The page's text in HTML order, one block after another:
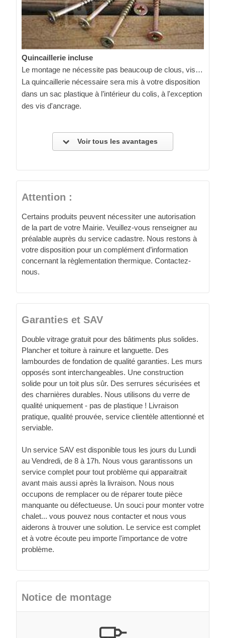
Quincaillerie incluse
Le montage ne nécessite pas beaucoup de clous, vis…
La quincaillerie nécessaire sera mis à votre disposition
dans un sac plastique à l’intérieur du colis, à l'exception
des vis d'ancrage.
Voir tous les avantages
Attention :
Certains produits peuvent nécessiter une autorisation
de la part de votre Mairie. Veuillez-vous renseigner au
préalable auprès du service cadastre. Nous restons à
votre disposition pour un complément d’information
concernant la règlementation thermique. Contactez-
nous.
Garanties et SAV
Double vitrage gratuit pour des bâtiments plus solides.
Plancher et toiture à rainure et languette. Des
lambourdes de fondation de qualité garanties. Les murs
opposés sont interchangeables. Une construction
solide pour un toit plus sûr. Des serrures sécurisées et
des charnières durables. Nous utilisons du verre de
qualité uniquement - pas de plastique ! Livraison
pratique, qualité prouvée, service clientèle attentionné et
serviable.
Un service SAV est disponible tous les jours du Lundi
au Vendredi, de 8 à 17h. Nous vous garantissons un
service complet pour tout problème qui apparaitrait
avant mais aussi après la livraison. Nous nous
occupons de remplacer ou de réparer toute pièce
manquante ou défectueuse. Un souci pour monter votre
chalet... vous pouvez nous contacter et nous vous
aiderons à trouver une solution. Le service est complet
et à votre écoute peu importe l'importance de votre
problème.
Notice de montage